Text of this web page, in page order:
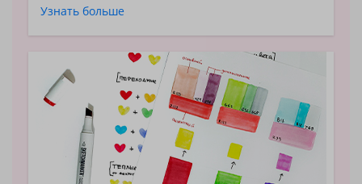
Узнать больше